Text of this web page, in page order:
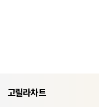
고릴라차트